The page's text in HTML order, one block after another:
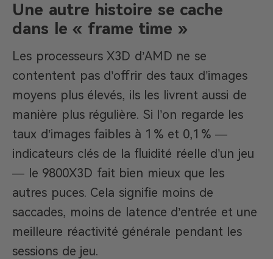
Une autre histoire se cache
dans le « frame time »
Les processeurs X3D d’AMD ne se
contentent pas d’offrir des taux d’images
moyens plus élevés, ils les livrent aussi de
manière plus régulière. Si l’on regarde les
taux d’images faibles à 1 % et 0,1 % —
indicateurs clés de la fluidité réelle d’un jeu
— le 9800X3D fait bien mieux que les
autres puces. Cela signifie moins de
saccades, moins de latence d’entrée et une
meilleure réactivité générale pendant les
sessions de jeu.